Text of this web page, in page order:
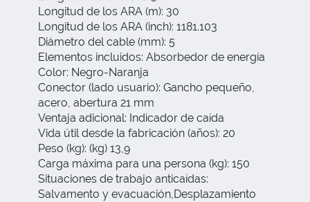
Longitud de los ARA (m): 30
Longitud de los ARA (inch): 1181.103
Diámetro del cable (mm): 5
Elementos incluidos: Absorbedor de energía
Color: Negro-Naranja
Conector (lado usuario): Gancho pequeño,
acero, abertura 21 mm
Ventaja adicional: Indicador de caída
Vida útil desde la fabricación (años): 20
Peso (kg): (kg) 13,9
Carga máxima para una persona (kg): 150
Situaciones de trabajo anticaídas:
Salvamento y evacuación,Desplazamiento